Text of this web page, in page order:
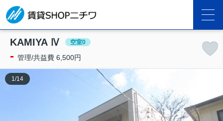
KAMIYA Ⅳ 空室0
- 管理/共益費 6,500円
1 /14